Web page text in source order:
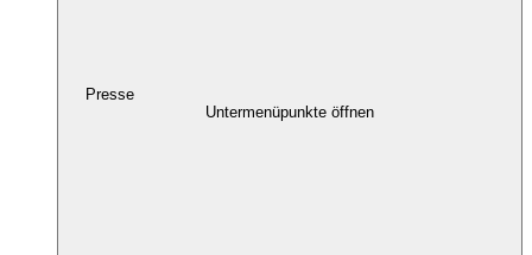
Presse
Untermenüpunkte öffnen